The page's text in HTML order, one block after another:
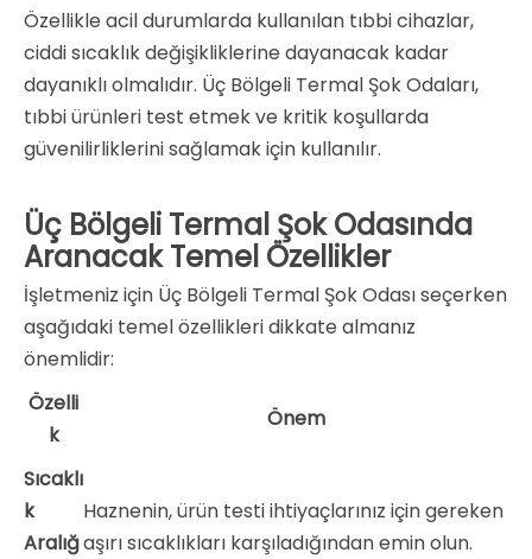
Özellikle acil durumlarda kullanılan tıbbi cihazlar,
ciddi sıcaklık değişikliklerine dayanacak kadar
dayanıklı olmalıdır. Üç Bölgeli Termal Şok Odaları,
tıbbi ürünleri test etmek ve kritik koşullarda
güvenilirliklerini sağlamak için kullanılır.
Üç Bölgeli Termal Şok Odasında
Aranacak Temel Özellikler
İşletmeniz için Üç Bölgeli Termal Şok Odası seçerken
aşağıdaki temel özellikleri dikkate almanız
önemlidir:
Özelli
k
Önem
Sıcaklı
k
Aralığ
Haznenin, ürün testi ihtiyaçlarınız için gereken
aşırı sıcaklıkları karşıladığından emin olun.